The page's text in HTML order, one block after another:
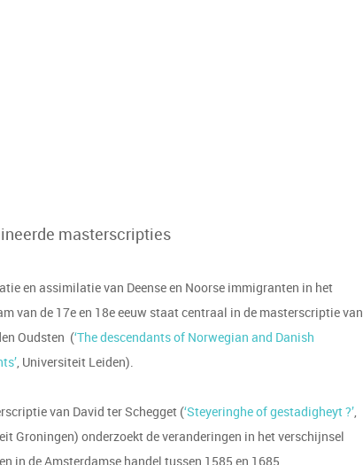
masterscripties
en assimilatie van Deense en Noorse immigranten in het
van de 17e en 18e eeuw staat centraal in de masterscriptie van
Oudsten (‘The descendants of Norwegian and Danish
, Universiteit Leiden).
van David ter Schegget (‘Steyeringhe of gestadigheyt ?’
Groningen) onderzoekt de veranderingen in het verschijnsel
in de Amsterdamse handel tussen 1585 en 1685.